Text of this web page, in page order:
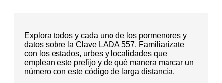
Explora todos y cada uno de los pormenores y
datos sobre la Clave LADA 557. Familiarízate
con los estados, urbes y localidades que
emplean este prefijo y de qué manera marcar un
número con este código de larga distancia.